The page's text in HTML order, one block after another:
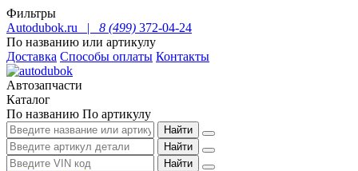
Фильтры
Autodubok.ru |
8 (499) 372-04-24
По названию или артикулу
Доставка Способы оплаты Контакты
Автозапчасти
Каталог
По названию По артикулу
Найти
Найти
Найти